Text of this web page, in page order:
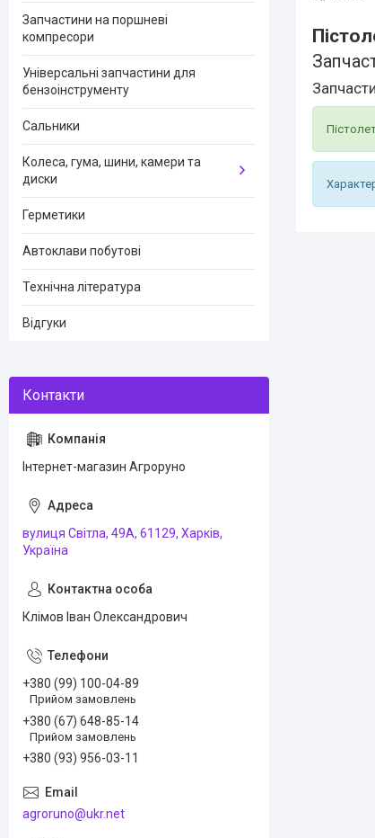
Запчастини на поршневі
компресори
Універсальні запчастини для
бензоінструменту
Сальники
Колеса, гума, шини, камери та
диски
Герметики
Автоклави побутові
Технічна література
Відгуки
Інтернет-магазин Агроруно
вулиця Світла, 49А, 61129, Харків,
Україна
Клімов Іван Олександрович
+380 (99) 100-04-89
Прийом замовлень
+380 (67) 648-85-14
Прийом замовлень
+380 (93) 956-03-11
agroruno@ukr.net